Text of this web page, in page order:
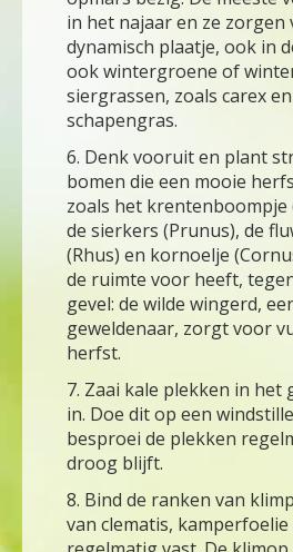
in het najaar en ze zorgen
dynamisch plaatje, ook in
ook wintergroene of
siergrassen, zoals carex
schapengras.
6. Denk vooruit en plant
bomen die een mooie
zoals het krentenboompje
de sierkers (Prunus), de
(Rhus) en kornoelje
de ruimte voor heeft,
gevel: de wilde wingerd,
geweldenaar, zorgt voor
herfst.
7. Zaai kale plekken in het
in. Doe dit op een
besproei de plekken
droog blijft.
8. Bind de ranken van
van clematis,